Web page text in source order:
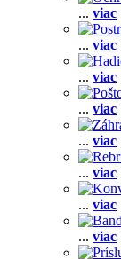
... viac
... viac
... viac
... viac
... viac
... viac
... viac
... viac